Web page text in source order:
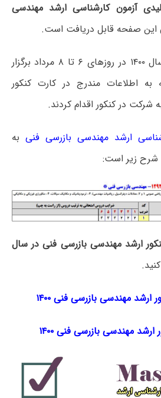
آزمون کارشناسی ارشد مهندسی
این صفحه قابل دریافت است.
سال ۱۴۰۰ در روزهای ۶ تا ۸ مرداد برگزار
به اطلاعات مندرج در کارت کنکور
در کنکور اقدام کردند.
ارشد مهندسی بازرسی فنی به
شرح زیر است:
ارشد مهندسی بازرسی فنی در سال
ارشد مهندسی بازرسی فنی ۱۴۰۰
مهندسی بازرسی فنی ۱۴۰۰